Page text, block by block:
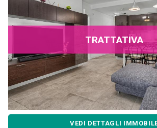
TRATTATIVA
VEDI DETTAGLI